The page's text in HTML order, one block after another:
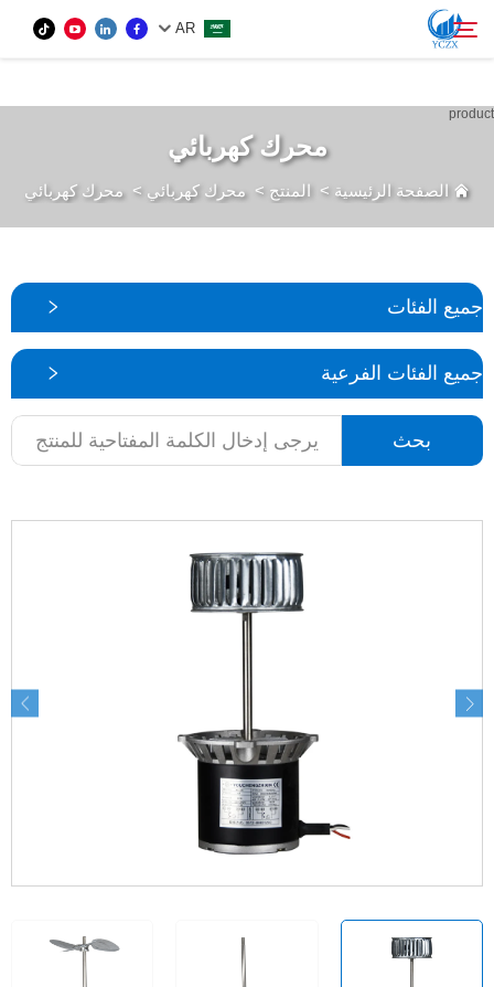
var images = document.getElementsByTagName('img'); for (var i = 0; i <
images.length; i++) { if (!images[i].getAttribute('alt')) { images[i].setAttribute('alt', ''); } }
AR
من نحن
اتصل بنا
محرك كهربائي
الصفحة الرئيسية > المنتج >محرك كهربائي >محرك كهربائي
جميع الفئات
جميع الفئات الفرعية
بحث